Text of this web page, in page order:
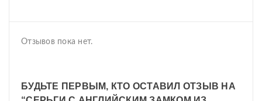
Отзывов пока нет.
БУДЬТЕ ПЕРВЫМ, КТО ОСТАВИЛ ОТЗЫВ НА